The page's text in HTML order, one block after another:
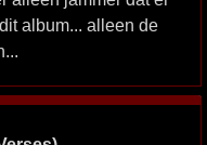
album... alleen de